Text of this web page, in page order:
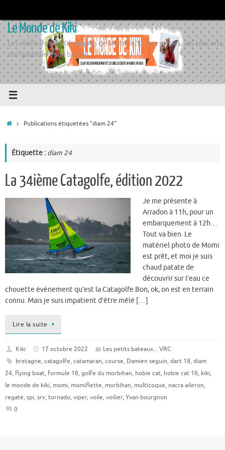
contenu
Le Monde de Kiki
Les aventures de Kiki auprès de Momiflette, ses sorties, ses concerts,
son quotidien, son boulot
AccueilPublications étiquetées "diam 24"
Étiquette : diam 24
La 34ième Catagolfe, édition 2022
Je me présente à
Arradon à 11h, pour un
embarquement à 12h…
Tout va bien. Le
matériel photo de Momi
est prêt, et moi je suis
chaud patate de
découvrir sur l’eau ce
chouette évènement qu’est la Catagolfe.Bon, ok, on est en terrain
connu. Mais je suis impatient d’être mêlé […]
Lire la suite
Kiki 17 octobre 2022
Les petits bateaux... VRC
bretagne, catagolfe, catamaran, course, Damien seguin, dart 18, diam
24, flying boat, formule 18, golfe du morbihan, hobie cat, hobie cat 16, kiki,
le monde de kiki, momi, momiflette, morbihan, multicoque, nacra aileron,
regate, spi, srv, tornado, viper, voile, voilier, Yvan bourgnon
0